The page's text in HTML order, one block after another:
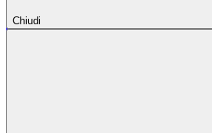
Chiudi